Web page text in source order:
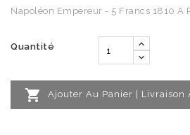
Napoléon Empereur - 5 Francs 1810 A
Quantité
 Ajouter Au Panier | Livraison